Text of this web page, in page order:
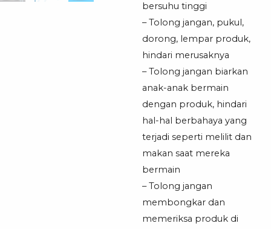
bersuhu tinggi
– Tolong jangan, pukul,
dorong, lempar produk,
hindari merusaknya
– Tolong jangan biarkan
anak-anak bermain
dengan produk, hindari
hal-hal berbahaya yang
terjadi seperti melilit dan
makan saat mereka
bermain
– Tolong jangan
membongkar dan
memeriksa produk di